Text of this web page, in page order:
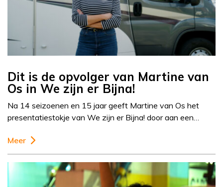
Dit is de opvolger van Martine van
Os in We zijn er Bijna!
Na 14 seizoenen en 15 jaar geeft Martine van Os het
presentatiestokje van We zijn er Bijna! door aan een…
Meer